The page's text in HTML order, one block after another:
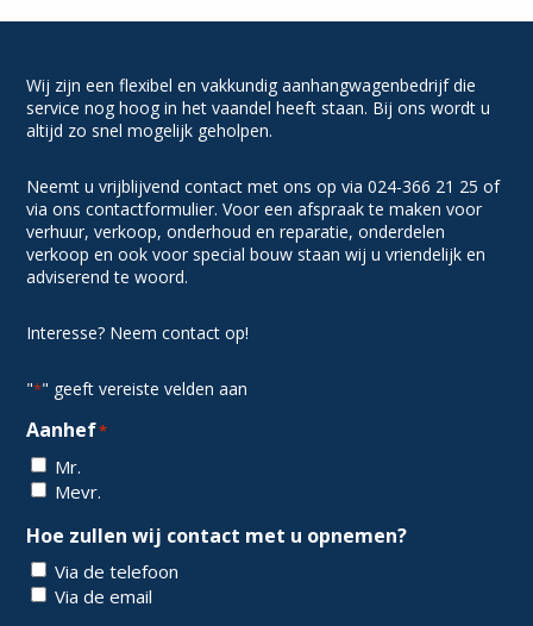
Wij zijn een flexibel en vakkundig aanhangwagenbedrijf die
service nog hoog in het vaandel heeft staan. Bij ons wordt u
altijd zo snel mogelijk geholpen.
Neemt u vrijblijvend contact met ons op via 024-366 21 25 of
via ons contactformulier. Voor een afspraak te maken voor
verhuur, verkoop, onderhoud en reparatie, onderdelen
verkoop en ook voor special bouw staan wij u vriendelijk en
adviserend te woord.
Interesse? Neem contact op!
"*" geeft vereiste velden aan
Aanhef*
Mr.
Mevr.
Hoe zullen wij contact met u opnemen?
Via de telefoon
Via de email